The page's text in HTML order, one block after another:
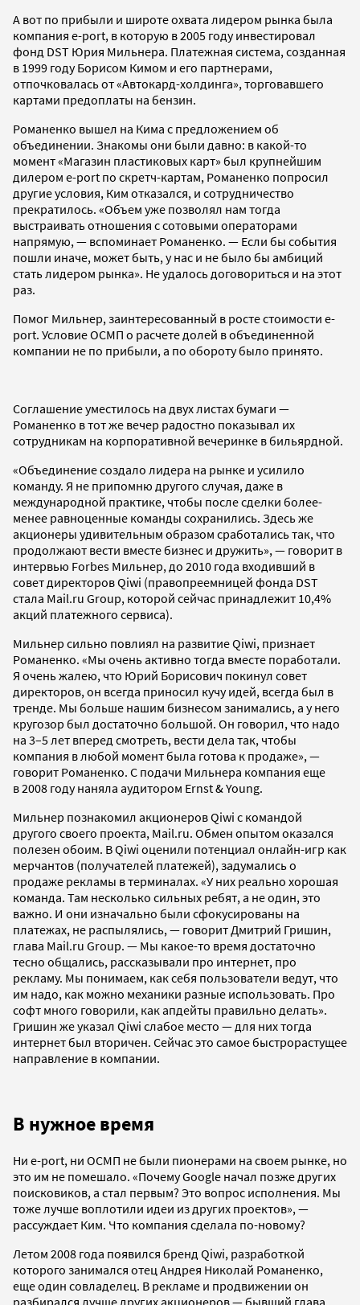
А вот по прибыли и широте охвата лидером рынка была
компания e-port, в которую в 2005 году инвестировал
фонд DST Юрия Мильнера. Платежная система, созданная
в 1999 году Борисом Кимом и его партнерами,
отпочковалась от «Автокард-холдинга», торговавшего
картами предоплаты на бензин.
Романенко вышел на Кима с предложением об
объединении. Знакомы они были давно: в какой-то
момент «Магазин пластиковых карт» был крупнейшим
дилером e-port по скретч-картам, Романенко попросил
другие условия, Ким отказался, и сотрудничество
прекратилось. «Объем уже позволял нам тогда
выстраивать отношения с сотовыми операторами
напрямую, — вспоминает Романенко. — Если бы события
пошли иначе, может быть, у нас и не было бы амбиций
стать лидером рынка». Не удалось договориться и на этот
раз.
Помог Мильнер, заинтересованный в росте стоимости e-
port. Условие ОСМП о расчете долей в объединенной
компании не по прибыли, а по обороту было принято.
Соглашение уместилось на двух листах бумаги —
Романенко в тот же вечер радостно показывал их
сотрудникам на корпоративной вечеринке в бильярдной.
«Объединение создало лидера на рынке и усилило
команду. Я не припомню другого случая, даже в
международной практике, чтобы после сделки более-
менее равноценные команды сохранились. Здесь же
акционеры удивительным образом сработались так, что
продолжают вести вместе бизнес и дружить», — говорит в
интервью Forbes Мильнер, до 2010 года входивший в
совет директоров Qiwi (правопреемницей фонда DST
стала Mail.ru Group, которой сейчас принадлежит 10,4%
акций платежного сервиса).
Мильнер сильно повлиял на развитие Qiwi, признает
Романенко. «Мы очень активно тогда вместе поработали.
Я очень жалею, что Юрий Борисович покинул совет
директоров, он всегда приносил кучу идей, всегда был в
тренде. Мы больше нашим бизнесом занимались, а у него
кругозор был достаточно большой. Он говорил, что надо
на 3–5 лет вперед смотреть, вести дела так, чтобы
компания в любой момент была готова к продаже», —
говорит Романенко. С подачи Мильнера компания еще
в 2008 году наняла аудитором Ernst & Young.
Мильнер познакомил акционеров Qiwi с командой
другого своего проекта, Mail.ru. Обмен опытом оказался
полезен обоим. В Qiwi оценили потенциал онлайн-игр как
мерчантов (получателей платежей), задумались о
продаже рекламы в терминалах. «У них реально хорошая
команда. Там несколько сильных ребят, а не один, это
важно. И они изначально были сфокусированы на
платежах, не распылялись, — говорит Дмитрий Гришин,
глава Mail.ru Group. — Мы какое-то время достаточно
тесно общались, рассказывали про интернет, про
рекламу. Мы понимаем, как себя пользователи ведут, что
им надо, как можно механики разные использовать. Про
софт много говорили, как апдейты правильно делать».
Гришин же указал Qiwi слабое место — для них тогда
интернет был вторичен. Сейчас это самое быстрорастущее
направление в компании.
В нужное время
Ни e-port, ни ОСМП не были пионерами на своем рынке, но
это им не помешало. «Почему Google начал позже других
поисковиков, а стал первым? Это вопрос исполнения. Мы
тоже лучше воплотили идеи из других проектов», —
рассуждает Ким. Что компания сделала по-новому?
Летом 2008 года появился бренд Qiwi, разработкой
которого занимался отец Андрея Николай Романенко,
еще один совладелец. В рекламе и продвижении он
разбирался лучше других акционеров — бывший глава